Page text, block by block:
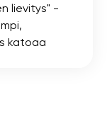
lievitys" -
katoaa